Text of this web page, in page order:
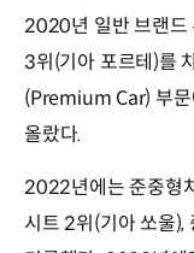
2020년 일반 브랜드
3위(기아 포르테)를
(Premium Car) 부
올랐다.
2022년에는 준중형
시트 2위(기아 쏘울),